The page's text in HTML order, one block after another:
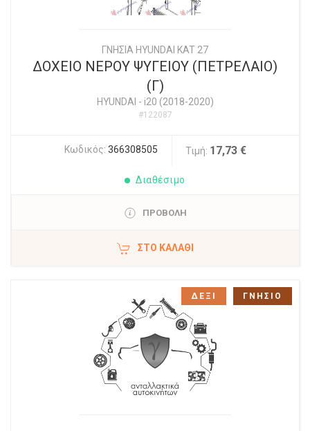
ΓΝΗΣΙΑ HYUNDAI KAT 27
ΔΟΧΕΙΟ ΝΕΡΟΥ ΨΥΓΕΙΟΥ (ΠΕΤΡΕΛΑΙΟ)
(Γ)
HYUNDAI - i20 (2018-2020)
#122087
Κωδικός: 366308505 Τιμή: 17,73 €
Διαθέσιμο
ΠΡΟΒΟΛΗ
ΣΤΟ ΚΑΛΆΘΙ
ΔΕΞΙ ΓΝΗΣΙΟ